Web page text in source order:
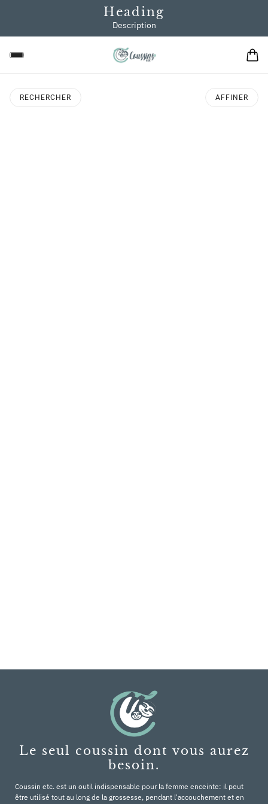
Heading
Description
RECHERCHER AFFINER
Le seul coussin dont vous aurez
besoin.
Coussin etc. est un outil indispensable pour la femme enceinte: il peut
être utilisé tout au long de la grossesse, pendant l'accouchement et en